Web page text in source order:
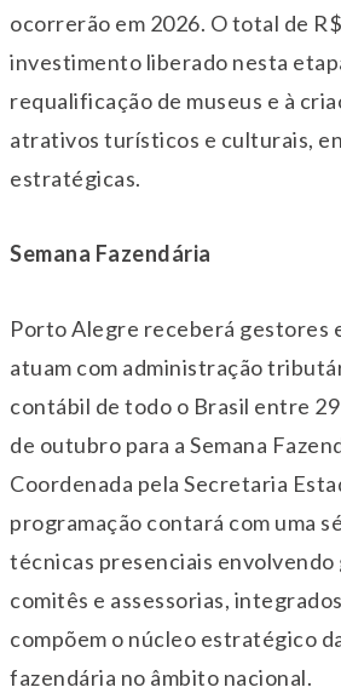
ocorrerão em 2026. O total de
investimento liberado nesta
requalificação de museus e à
atrativos turísticos e culturais,
estratégicas.
Semana Fazendária
Porto Alegre receberá gestores
atuam com administração
contábil de todo o Brasil entre
de outubro para a Semana
Coordenada pela Secretaria
programação contará com uma
técnicas presenciais
comitês e assessorias,
compõem o núcleo estratégico
fazendária no âmbito nacional.